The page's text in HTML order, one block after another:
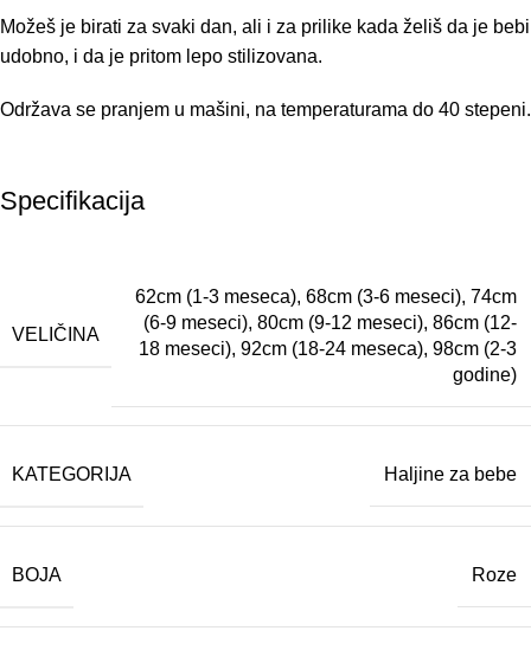
Možeš je birati za svaki dan, ali i za prilike kada želiš da je bebi
udobno, i da je pritom lepo stilizovana.
Održava se pranjem u mašini, na temperaturama do 40 stepeni.
Specifikacija
VELIČINA
62cm (1-3 meseca), 68cm (3-6 meseci), 74cm
(6-9 meseci), 80cm (9-12 meseci), 86cm (12-
18 meseci), 92cm (18-24 meseca), 98cm (2-3
godine)
KATEGORIJA Haljine za bebe
BOJA Roze